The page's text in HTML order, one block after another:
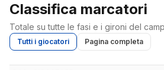
Classifica marcatori
Totale su tutte le fasi e i gironi del
Tutti i giocatori Pagina completa